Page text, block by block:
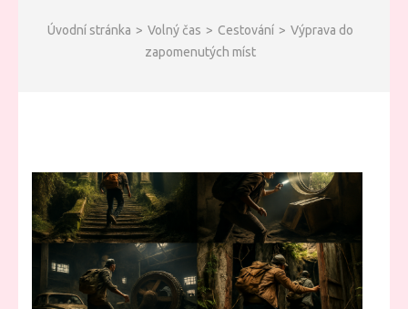
Úvodní stránka > Volný čas > Cestování > Výprava do
zapomenutých míst